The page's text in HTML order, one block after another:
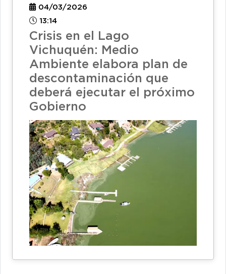
04/03/2026
13:14
Crisis en el Lago
Vichuquén: Medio
Ambiente elabora plan de
descontaminación que
deberá ejecutar el próximo
Gobierno